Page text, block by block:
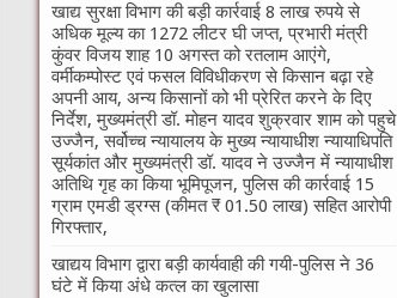
खाद्य सुरक्षा विभाग की बड़ी कार्रवाई 8 लाख रुपये से
अधिक मूल्य का 1272 लीटर घी जप्त, प्रभारी मंत्री
कुंवर विजय शाह 10 अगस्त को रतलाम आएंगे,
वर्मीकम्पोस्ट एवं फसल विविधीकरण से किसान बढ़ा रहे
अपनी आय, अन्य किसानों को भी प्रेरित करने के दिए
निर्देश, मुख्यमंत्री डॉ. मोहन यादव शुक्रवार शाम को पहुचे
उज्जैन, सर्वोच्च न्यायालय के मुख्‍य न्‍यायाधीश न्यायाधिपति
सूर्यकांत और मुख्यमंत्री डॉ. यादव ने उज्जैन में न्यायाधीश
अतिथि गृह का किया भूमिपूजन, पुलिस की कार्रवाई 15
ग्राम एमडी ड्रग्स (कीमत ₹ 01.50 लाख) सहित आरोपी
गिरफ्तार,
खाद्यय विभाग द्वारा बड़ी कार्यवाही की गयी-पुलिस ने 36
घंटे में किया अंधे कत्ल का खुलासा